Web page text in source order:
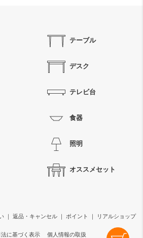
テーブル
デスク
テレビ台
食器
照明
オススメセット
｜ 返品・キャンセル ｜ ポイント ｜ リアルショップ
に基づく表示 個人情報の取扱